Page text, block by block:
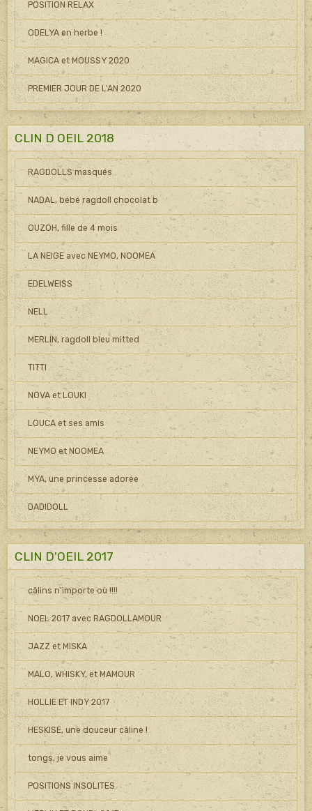
POSITION RELAX
ODELYA en herbe !
MAGICA et MOUSSY 2020
PREMIER JOUR DE L'AN 2020
CLIN D OEIL 2018
RAGDOLLS masqués
NADAL, bébé ragdoll chocolat b
OUZOH, fille de 4 mois
LA NEIGE avec NEYMO, NOOMEA
EDELWEISS
NELL
MERLIN, ragdoll bleu mitted
TITTI
NOVA et LOUKI
LOUCA et ses amis
NEYMO et NOOMEA
MYA, une princesse adorée
DADIDOLL
CLIN D'OEIL 2017
câlins n'importe où !!!!
NOEL 2017 avec RAGDOLLAMOUR
JAZZ et MISKA
MALO, WHISKY, et MAMOUR
HOLLIE ET INDY 2017
HESKISE, une douceur câline !
tongs, je vous aime
POSITIONS INSOLITES